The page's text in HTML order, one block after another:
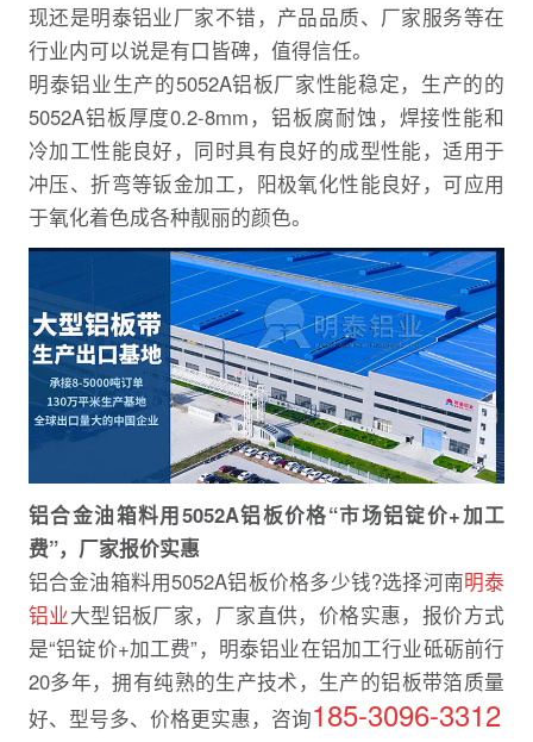
现还是明泰铝业厂家不错，产品品质、厂家服务等在
行业内可以说是有口皆碑，值得信任。
明泰铝业生产的5052A铝板厂家性能稳定，生产的的
5052A铝板厚度0.2-8mm，铝板腐耐蚀，焊接性能和
冷加工性能良好，同时具有良好的成型性能，适用于
冲压、折弯等钣金加工，阳极氧化性能良好，可应用
于氧化着色成各种靓丽的颜色。
铝合金油箱料用5052A铝板价格“市场铝锭价+加工
费”，厂家报价实惠
铝合金油箱料用5052A铝板价格多少钱?选择河南明泰
铝业大型铝板厂家，厂家直供，价格实惠，报价方式
是“铝锭价+加工费”，明泰铝业在铝加工行业砥砺前行
20多年，拥有纯熟的生产技术，生产的铝板带箔质量
好、型号多、价格更实惠，咨询185-3096-3312